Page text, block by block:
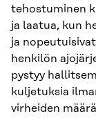
tehostuminen
ja laatua, kun
ja
henkilön
pystyy
kuljetuksia
virheiden